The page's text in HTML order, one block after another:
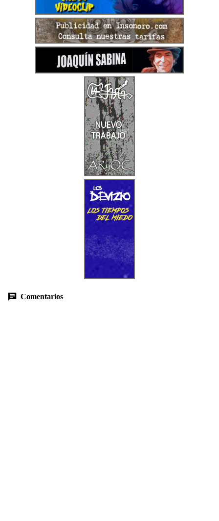
Comentarios